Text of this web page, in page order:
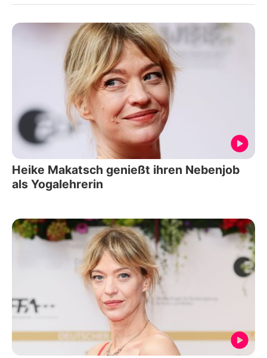
Heike Makatsch genießt ihren Nebenjob
als Yogalehrerin